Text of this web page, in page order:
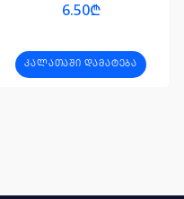
შეფასება
დან
6.50₾
ᲙᲐᲚᲐᲗᲐᲨᲘ ᲓᲐᲛᲐᲢᲔᲑᲐ